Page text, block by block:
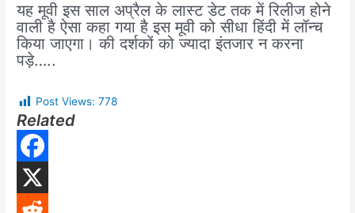
यह मूवी इस साल अप्रैल के लास्ट डेट तक में रिलीज होने
वाली है ऐसा कहा गया है इस मूवी को सीधा हिंदी में लॉन्च
किया जाएगा। की दर्शकों को ज्यादा इंतजार न करना
पड़े…..
Post Views: 778
Related